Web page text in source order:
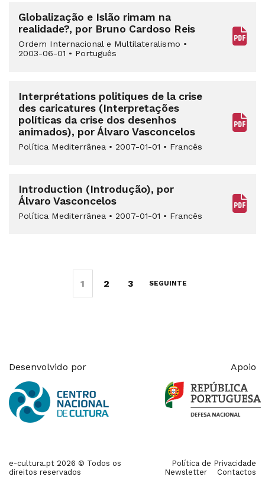
Globalização e Islão rimam na
realidade?, por Bruno Cardoso Reis
Ordem Internacional e Multilateralismo •
2003-06-01 • Português
Interprétations politiques de la crise
des caricatures (Interpretações
políticas da crise dos desenhos
animados), por Álvaro Vasconcelos
Política Mediterrânea • 2007-01-01 • Francês
Introduction (Introdução), por
Álvaro Vasconcelos
Política Mediterrânea • 2007-01-01 • Francês
1 2 3 SEGUINTE
Desenvolvido por Apoio
e-cultura.pt 2026 © Todos os
direitos reservados
Política de Privacidade
Newsletter
Contactos